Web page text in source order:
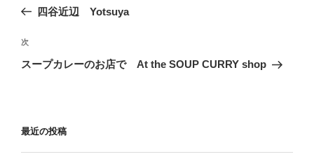
ビ
ゲ
ン
去
投
四谷近辺 Yotsuya
次
の
次
スープカレーのお店で At the SOUP CURRY shop
最近の投稿